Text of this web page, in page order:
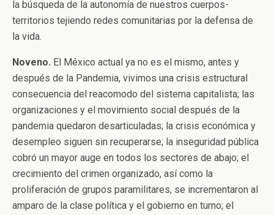
la búsqueda de la autonomía de nuestros cuerpos-
territorios tejiendo redes comunitarias por la defensa de
la vida.
Noveno. El México actual ya no es el mismo, antes y
después de la Pandemia, vivimos una crisis estructural
consecuencia del reacomodo del sistema capitalista; las
organizaciones y el movimiento social después de la
pandemia quedaron desarticuladas; la crisis económica y
desempleo siguen sin recuperarse; la inseguridad pública
cobró un mayor auge en todos los sectores de abajo; el
crecimiento del crimen organizado, así como la
proliferación de grupos paramilitares, se incrementaron al
amparo de la clase política y el gobierno en turno; el